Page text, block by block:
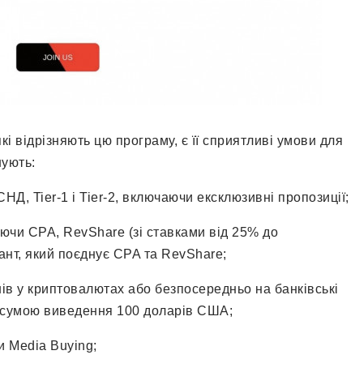
відрізняють цю програму, є її сприятливі умови для
Tier-1 і Tier-2, включаючи ексклюзивні пропозиції;
CPA, RevShare (зі ставками від 25% до
який поєднує CPA та RevShare;
криптовалютах або безпосередньо на банківські
виведення 100 доларів США;
Media Buying;